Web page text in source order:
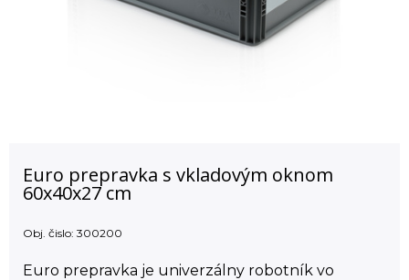
Euro prepravka s vkladovým oknom
60x40x27 cm
Obj. čislo: 300200
Euro prepravka je univerzálny robotník vo